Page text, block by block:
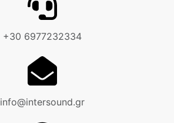
+30 6977232334
info@intersound.gr